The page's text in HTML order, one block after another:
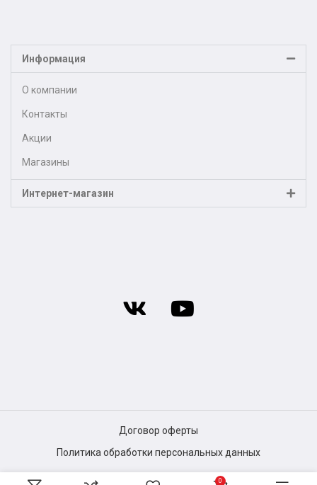
Информация
О компании
Контакты
Акции
Магазины
Интернет-магазин
Договор оферты
Политика обработки персональных данных
0